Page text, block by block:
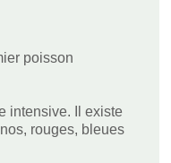
poisson
intensive. Il existe
rouges, bleues